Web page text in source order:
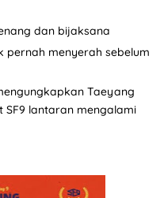
dan bijaksana
menyerah sebelum
Taeyang
SF9 lantaran mengalami